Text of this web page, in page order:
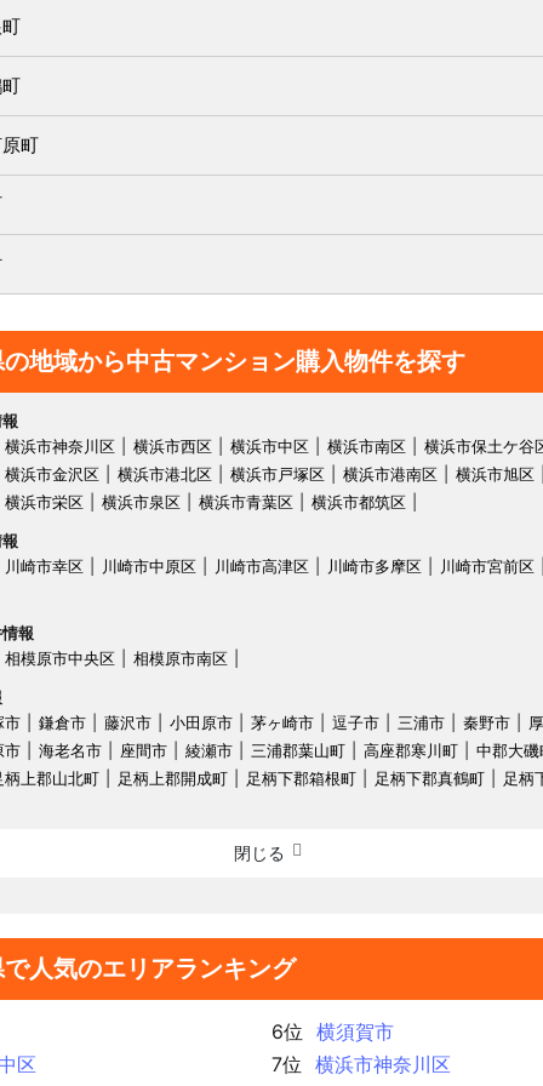
町
地域から中古マンション購入物件を探す
横浜市神奈川区 横浜市西区 横浜市中区 横浜市南区
横浜市保土ケ谷
横浜市金沢区 横浜市港北区 横浜市戸塚区 横浜市港南区 横浜市旭区
横浜市栄区 横浜市泉区 横浜市青葉区
横浜市都筑区
川崎市幸区 川崎市中原区 川崎市高津区 川崎市多摩区
川崎市宮前区
報
相模原市中央区
相模原市南区
市 鎌倉市 藤沢市 小田原市 茅ヶ崎市 逗子市 三浦市 秦野市
市 海老名市 座間市 綾瀬市 三浦郡葉山町 高座郡寒川町
中郡大磯
柄上郡山北町 足柄上郡開成町 足柄下郡箱根町 足柄下郡真鶴町
足柄
閉じる
人気のエリアランキング
区
6位
横須賀市
7位
横浜市神奈川区